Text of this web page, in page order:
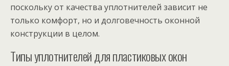
поскольку от качества уплотнителей зависит не
только комфорт, но и долговечность оконной
конструкции в целом.
Типы уплотнителей для пластиковых окон